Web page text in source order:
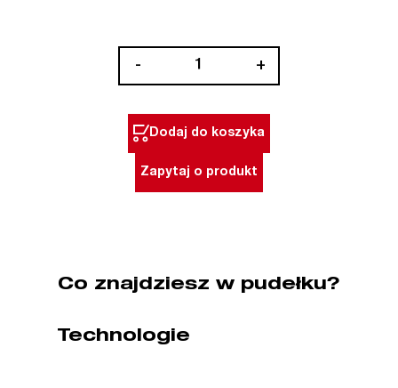
-
ram
model
+
Dodaj do koszyka
Zapytaj o produkt
Co znajdziesz w pudełku?
Technologie